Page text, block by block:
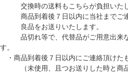
交換時の送料もこちらが負担いたし
商品到着後７日以内に当社までご連
良品をお送りいたします。
品切れ等で、代替品がご用意出来な
す。
・商品到着後７日以内にご連絡頂けた
（未使用、且つお送りした時と商品